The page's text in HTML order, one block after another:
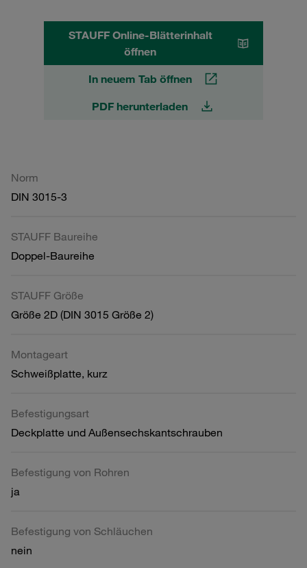
STAUFF Online-Blätterinhalt
öffnen
In neuem Tab öffnen
PDF herunterladen
Norm
DIN 3015-3
STAUFF Baureihe
Doppel-Baureihe
STAUFF Größe
Größe 2D (DIN 3015 Größe 2)
Montageart
Schweißplatte, kurz
Befestigungsart
Deckplatte und Außensechskantschrauben
Befestigung von Rohren
ja
Befestigung von Schläuchen
nein